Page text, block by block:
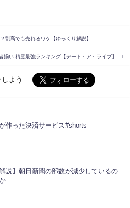
割高でも売れるワケ【ゆっくり解説】
揃い 精霊最強ランキング【デート・ア・ライブ】
よう
作った決済サービス#shorts
解説】朝日新聞の部数が減少しているの